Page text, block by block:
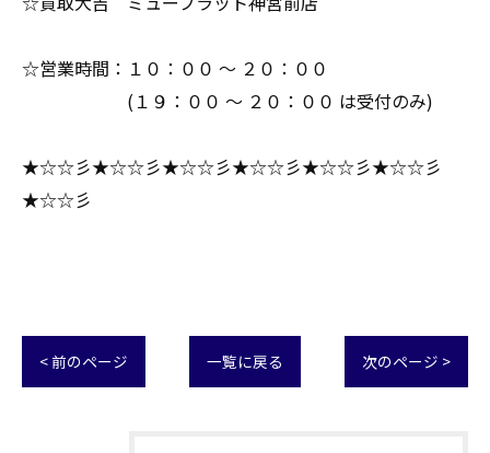
☆営業時間：１０：００ ～ ２０：００
(１９：００ ～ ２０：００ は受付のみ)
★☆☆彡★☆☆彡★☆☆彡★☆☆彡★☆☆彡★☆☆彡
★☆☆彡
< 前のページ 一覧に戻る 次のページ >